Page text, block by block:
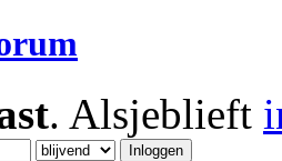
. Alsjeblieft